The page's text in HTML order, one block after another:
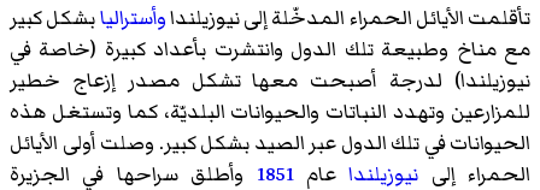
تأقلمت الأيائل الحمراء المدخّلة إلى نيوزيلنداوأستراليابشكل كبير
مع مناخ وطبيعة تلك الدول وانتشرت بأعداد كبيرة (خاصة في
نيوزيلندا) لدرجة أصبحت معها تشكل مصدر إزعاج خطير
للمزارعين وتهدد النباتات والحيوانات البلديّة، كما وتستغل هذه
الحيوانات في تلك الدول عبر الصيد بشكل كبير. وصلت أولى الأيائل
الحمراء إلى نيوزيلنداعام1851 وأطلق سراحها في الجزيرة